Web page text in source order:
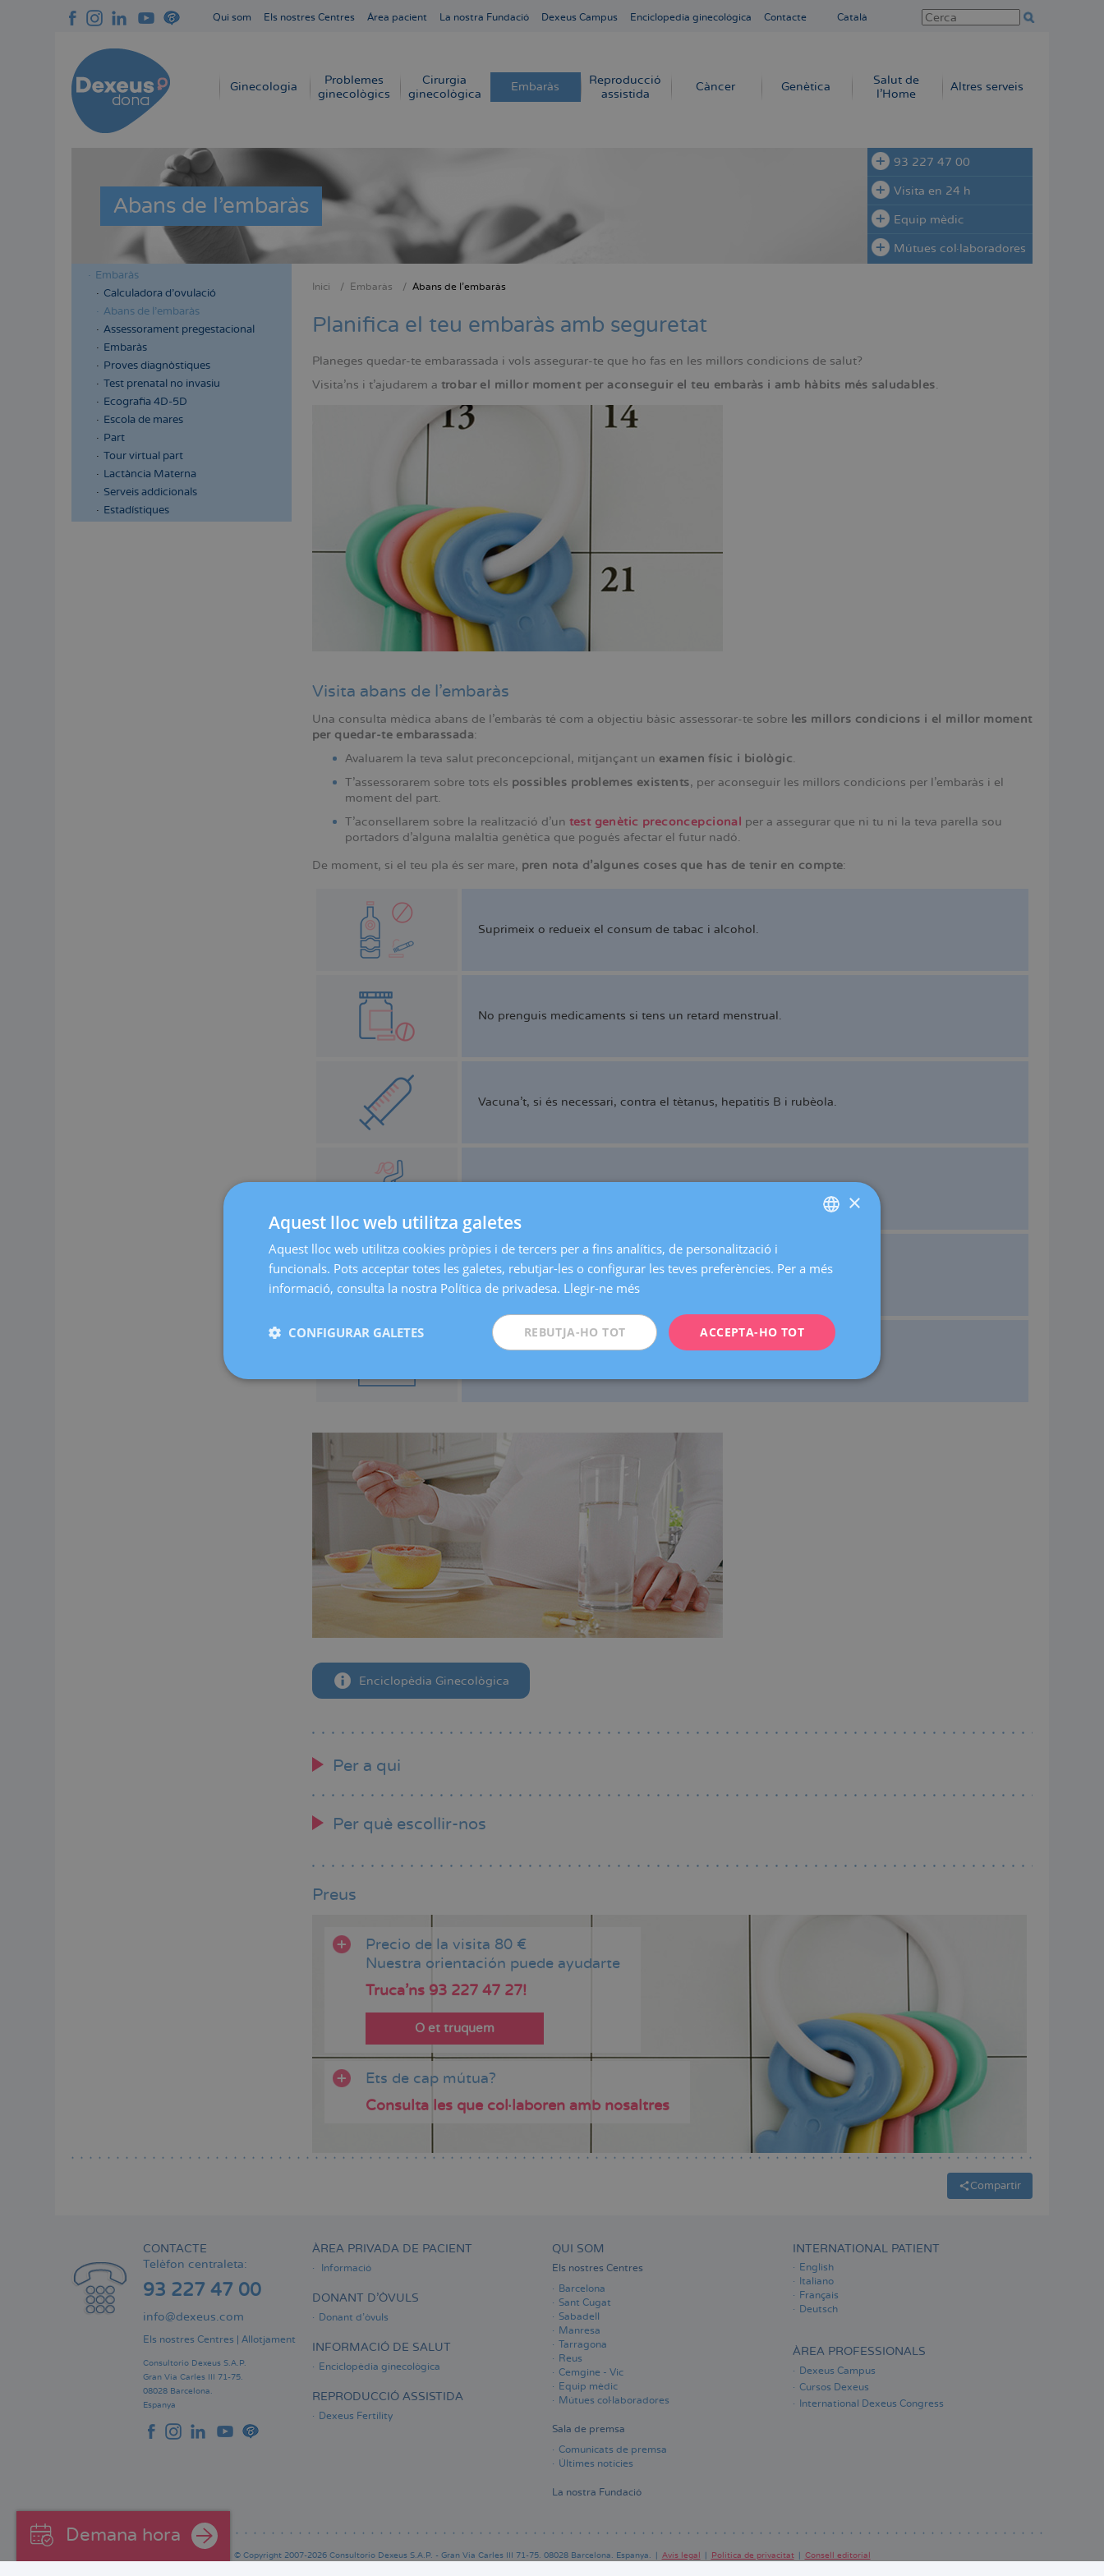
Qui som Els nostres Centres Área pacient La nostra Fundació Dexeus Campus Enciclopedia ginecológica Contacte Català
Navegación
Ginecologia
Problemes
ginecològics
Cirurgia
ginecològica
Embaràs
Reproducció
assistida
Càncer Genètica
Salut de
l'Home
Altres serveis
Abans de l'embaràs
93 227 47 00
Visita en 24 h
Equip mèdic
Mútues col·laboradores
Menú
lateral
cabecera
Menú
lateral
principal
Embaràs
Calculadora d'ovulació
Abans de l'embaràs
Assessorament pregestacional
Embaràs
Proves diagnòstiques
Test prenatal no invasiu
Ecografia 4D-5D
Escola de mares
Part
Tour virtual part
Lactància Materna
Serveis addicionals
Estadístiques
d'Ariadna
Inici Embaràs Abans de l'embaràs
Planifica el teu embaràs amb seguretat
Planeges quedar-te embarassada i vols assegurar-te que ho fas en les millors condicions de salut?
Visita'ns i t'ajudarem a trobar el millor moment per aconseguir el teu embaràs i amb hàbits més saludables.
Visita abans de l'embaràs
Una consulta mèdica abans de l'embaràs té com a objectiu bàsic assessorar-te sobre les millors condicions i el millor moment
per quedar-te embarassada:
Avaluarem la teva salut preconcepcional, mitjançant un examen físic i biològic.
T’assessorarem sobre tots els possibles problemes existents, per aconseguir les millors condicions per l’embaràs i el
moment del part.
T'aconsellarem sobre la realització d'un test genètic preconcepcional per a assegurar que ni tu ni la teva parella sou
portadors d'alguna malaltia genètica que pogués afectar el futur nadó.
De moment, si el teu pla és ser mare, pren nota d'algunes coses que has de tenir en compte:
Suprimeix o redueix el consum de tabac i alcohol.
No prenguis medicaments si tens un retard menstrual.
Vacuna't, si és necessari, contra el tètanus, hepatitis B i rubèola.
Controla el pes i la dieta.
Enciclopèdia Ginecològica
Per a qui
Per què escollir-nos
Preus
Precio de la visita 80 €
Nuestra orientación puede ayudarte
Truca'ns 93 227 47 27!
O et truquem
Ets de cap mútua?
Consulta les que col·laboren amb nosaltres
Demana hora
Compartir
CONTACTE
Telèfon centraleta:
93 227 47 00
info@dexeus.com
Els nostres Centres Allotjament
Consultorio Dexeus S.A.P.
Gran Via Carles III 71-75.
08028 Barcelona.
Espanya
ÀREA PRIVADA DE PACIENT
Informació
DONANT D'ÒVULS
Donant d'òvuls
INFORMACIÓ DE SALUT
Enciclopèdia ginecològica
REPRODUCCIÓ ASSISTIDA
Dexeus Fertility
QUI SOM
Els nostres Centres
Barcelona
Sant Cugat
Sabadell
Manresa
Tarragona
Reus
Cemgine - Vic
Equip mèdic
Mútues col·laboradores
Sala de premsa
Comunicats de premsa
Últimes notícies
La nostra Fundació
INTERNATIONAL PATIENT
English
Italiano
Français
Deutsch
ÀREA PROFESSIONALS
Dexeus Campus
Cursos Dexeus
International Dexeus Congress
© Copyright 2007-2026 Consultorio Dexeus S.A.P. - Gran Via Carles III 71-75. 08028 Barcelona. Espanya. Avís legal Política de privacitat Consell editorial
CATALÀ
FRENCH
×
Aquest lloc web utilitza galetes
Aquest lloc web utilitza cookies pròpies i de tercers per a fins analítics, de personalització i
funcionals. Pots acceptar totes les galetes, rebutjar-les o configurar les teves preferències. Per a més
informació, consulta la nostra Política de privadesa. Llegir-ne més
ACCEPTA-HO TOT
REBUTJA-HO TOT
CONFIGURAR GALETES